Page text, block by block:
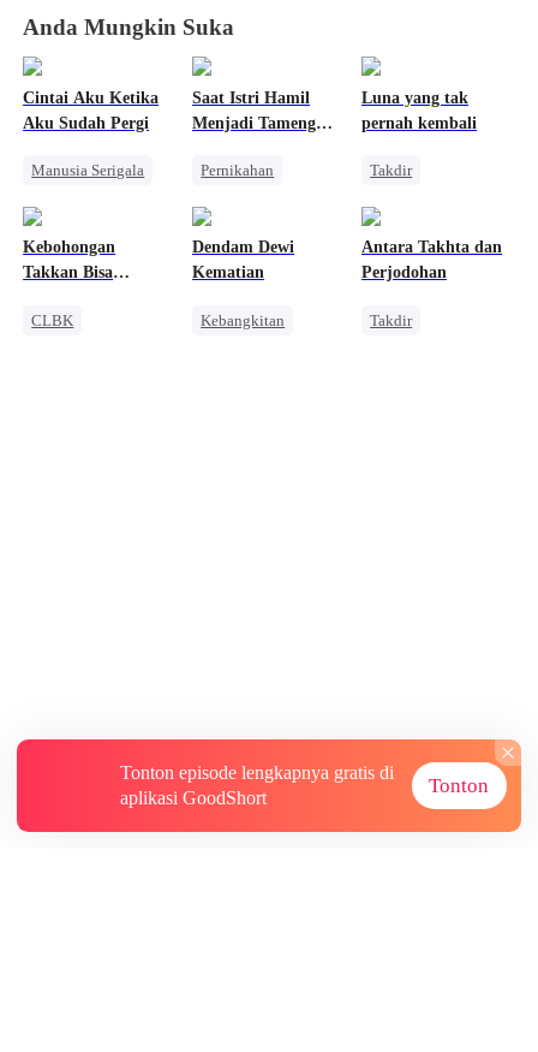
Anda Mungkin Suka
Cintai Aku Ketika
Aku Sudah Pergi
Manusia Serigala
Pengkhianatan
Saat Istri Hamil
Menjadi Tameng
Pernikahan
Mafia
Pahlawan Kembali
Luna yang tak
pernah kembali
Takdir
Pembalasan
Kebohongan
Takkan Bisa
CLBK
Dendam Dewi
Kematian
Kebangkitan
Antara Takhta dan
Perjodohan
Takdir
Tonton episode lengkapnya gratis di
aplikasi GoodShort
Tonton